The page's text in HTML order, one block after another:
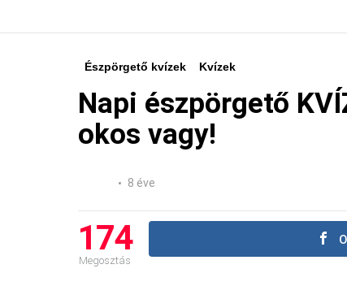
Észpörgető kvízek Kvízek
Napi észpörgető
okos vagy!
8 éve
174
Megosztás